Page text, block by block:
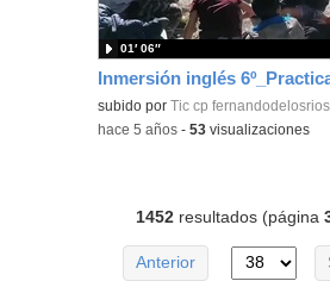
Contenido educativo.
subido por Tic cp
01′ 06″
-hace 5 años -53 visualizaciones
1452 resultados (página
Anterior